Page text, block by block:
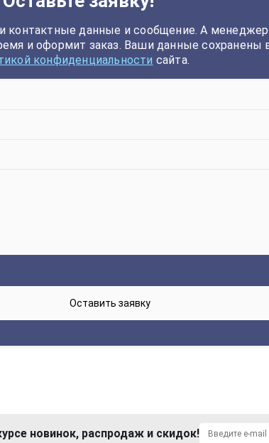
контактные данные и сообщение. А
и оформит заказ. Ваши данные сохранены
конфиденциальности сайта.
новинок, распродаж и скидок!